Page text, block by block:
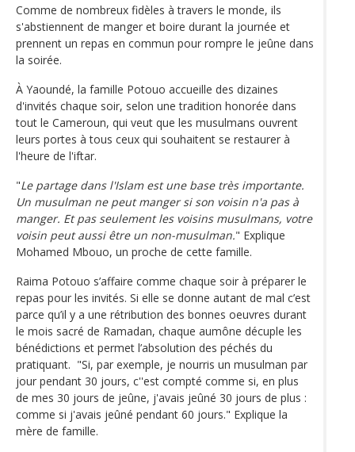
Comme de nombreux fidèles à travers le monde, ils
s'abstiennent de manger et boire durant la journée et
prennent un repas en commun pour rompre le jeûne dans
la soirée.
À Yaoundé, la famille Potouo accueille des dizaines
d'invités chaque soir, selon une tradition honorée dans
tout le Cameroun, qui veut que les musulmans ouvrent
leurs portes à tous ceux qui souhaitent se restaurer à
l'heure de l'iftar.
"Le partage dans l'Islam est une base très importante.
Un musulman ne peut manger si son voisin n'a pas à
manger. Et pas seulement les voisins musulmans, votre
voisin peut aussi être un non-musulman." Explique
Mohamed Mbouo, un proche de cette famille.
Raima Potouo s’affaire comme chaque soir à préparer le
repas pour les invités. Si elle se donne autant de mal c’est
parce qu’il y a une rétribution des bonnes oeuvres durant
le mois sacré de Ramadan, chaque aumône décuple les
bénédictions et permet l’absolution des péchés du
pratiquant. "Si, par exemple, je nourris un musulman par
jour pendant 30 jours, c''est compté comme si, en plus
de mes 30 jours de jeûne, j'avais jeûné 30 jours de plus :
comme si j'avais jeûné pendant 60 jours." Explique la
mère de famille.